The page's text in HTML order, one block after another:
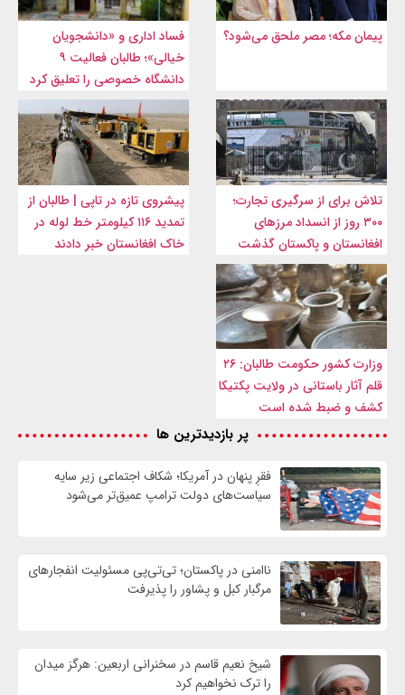
پیمان مکه؛ مصر ملحق می‌شود؟
فساد اداری و «دانشجویان
خیالی»؛ طالبان فعالیت ۹
دانشگاه خصوصی را تعلیق کرد
تلاش برای از سرگیری تجارت؛
۳۰۰ روز از انسداد مرزهای
افغانستان و پاکستان گذشت
پیشروی تازه در تاپی | طالبان از
تمدید ۱۱۶ کیلومتر خط لوله در
خاک افغانستان خبر دادند
وزارت کشور حکومت طالبان: ۲۶
قلم آثار باستانی در ولایت پکتیکا
کشف و ضبط شده است
پر بازدیدترین ها
فقرِ پنهان در آمریکا؛ شکاف اجتماعی زیر سایه
سیاست‌های دولت ترامپ عمیق‌تر می‌شود
ناامنی در پاکستان؛ تی‌تی‌پی مسئولیت انفجارهای
مرگبار کبل و پشاور را پذیرفت
شیخ نعیم قاسم در سخنرانی اربعین: هرگز میدان
را ترک نخواهیم کرد